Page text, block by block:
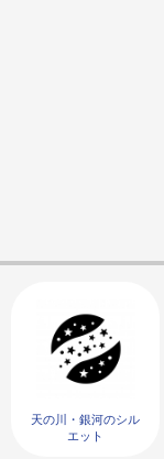
天の川・銀河のシル
エット